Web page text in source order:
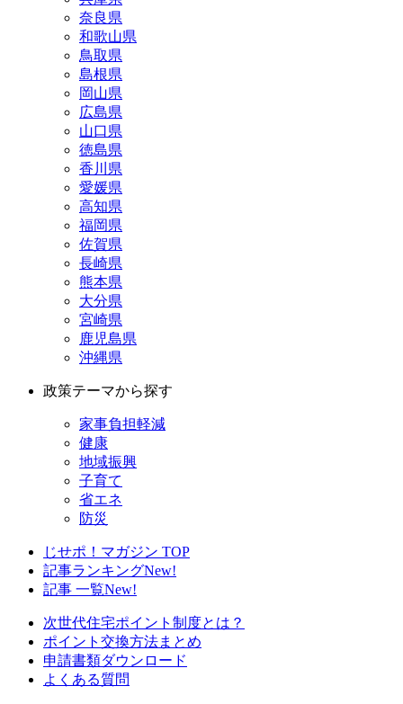
奈良県
和歌山県
鳥取県
島根県
岡山県
広島県
山口県
徳島県
香川県
愛媛県
高知県
福岡県
佐賀県
長崎県
熊本県
大分県
宮崎県
鹿児島県
沖縄県
政策テーマから探す
家事負担軽減
健康
地域振興
子育て
省エネ
防災
じせポ！マガジン TOP
記事ランキングNew!
記事 一覧New!
次世代住宅ポイント制度とは？
ポイント交換方法まとめ
申請書類ダウンロード
よくある質問